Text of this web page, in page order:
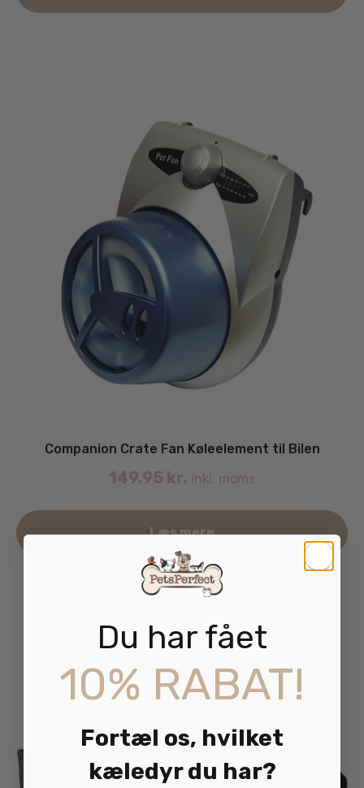
Companion Crate Fan Køleelement til Bilen
149.95 kr. inkl. moms
Læs mere
Du har fået
10% RABAT!
Fortæl os, hvilket
kæledyr du har?